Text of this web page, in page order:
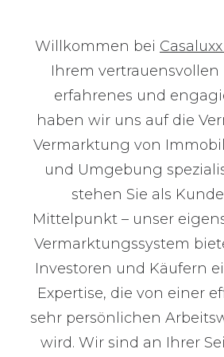
Willkommen bei
Ihrem vertrauensvollen
erfahrenes und
haben wir uns auf die
Vermarktung von
und Umgebung
stehen Sie als
Mittelpunkt – unser
Vermarktungssystem
Investoren und Käufern
Expertise, die von einer
sehr persönlichen
wird. Wir sind an Ihrer